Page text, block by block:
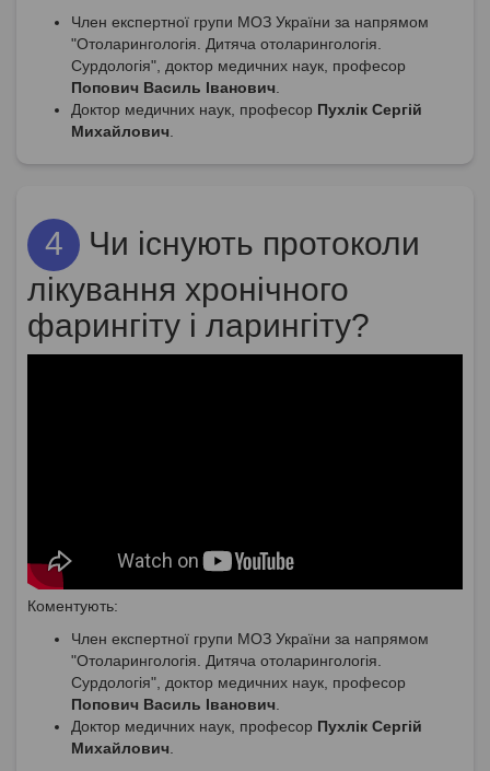
Член експертної групи МОЗ України за напрямом
"Отоларингологія. Дитяча отоларингологія.
Сурдологія", доктор медичних наук, професор
Попович Василь Іванович
Доктор медичних наук, професор Пухлік Сергій
Михайлович
4
Чи існують протоколи
лікування хронічного
фарингіту і ларингіту?
Коментують:
Член експертної групи МОЗ України за напрямом
"Отоларингологія. Дитяча отоларингологія.
Сурдологія", доктор медичних наук, професор
Попович Василь Іванович
Доктор медичних наук, професор Пухлік Сергій
Михайлович